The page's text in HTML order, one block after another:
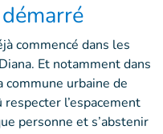
commencé dans les
Et notamment dans
commune urbaine de
l’espacement
personne et s’abstenir